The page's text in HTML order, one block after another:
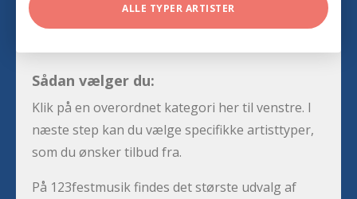
ALLE TYPER ARTISTER
Sådan vælger du:
Klik på en overordnet kategori her til venstre. I
næste step kan du vælge specifikke artisttyper,
som du ønsker tilbud fra.
På 123festmusik findes det største udvalg af